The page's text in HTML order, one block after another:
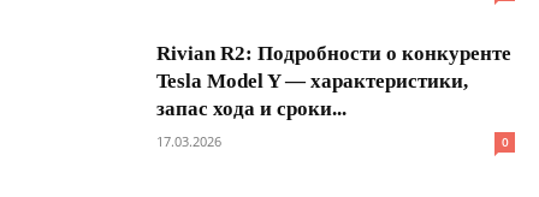
Rivian R2: Подробности о конкуренте
Tesla Model Y — характеристики,
запас хода и сроки...
17.03.2026 0